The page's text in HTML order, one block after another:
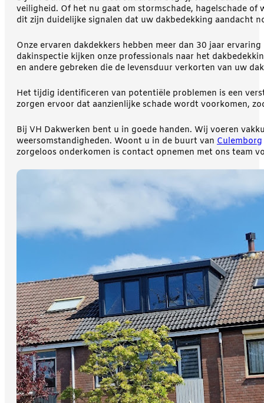
veiligheid. Of het nu gaat om stormschade, hagelschade
dit zijn duidelijke signalen dat uw dakbedekking aandacht
Onze ervaren dakdekkers hebben meer dan 30 jaar
dakinspectie kijken onze professionals naar het
en andere gebreken die de levensduur verkorten van uw
Het tijdig identificeren van potentiële problemen is een
zorgen ervoor dat aanzienlijke schade wordt voorkomen,
Bij VH Dakwerken bent u in goede handen. Wij voeren
weersomstandigheden. Woont u in de buurt van Culemborg
zorgeloos onderkomen is contact opnemen met ons team